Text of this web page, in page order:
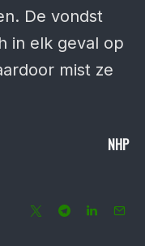
De vondst
in elk geval op
mist ze
NHP